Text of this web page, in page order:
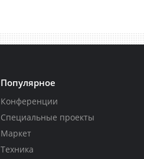
Популярное
Конференции
Специальные проекты
Маркет
Техника